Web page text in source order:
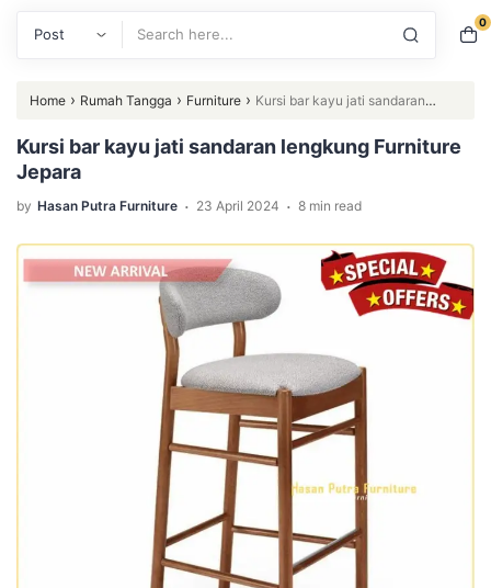
0
Home › Rumah Tangga › Furniture › Kursi bar kayu jati sandaran
lengkung Furniture Jepara
Kursi bar kayu jati sandaran lengkung Furniture
Jepara
by Hasan Putra Furniture . 23 April 2024 . 8 min read